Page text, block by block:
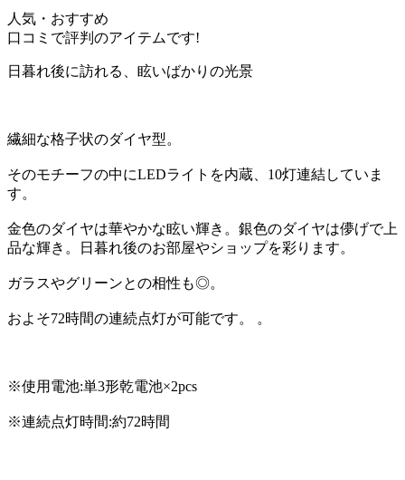
人気・おすすめ
口コミで評判のアイテムです!
日暮れ後に訪れる、眩いばかりの光景
繊細な格子状のダイヤ型。
そのモチーフの中にLEDライトを内蔵、10灯連結していま
す。
金色のダイヤは華やかな眩い輝き。銀色のダイヤは儚げで上
品な輝き。日暮れ後のお部屋やショップを彩ります。
ガラスやグリーンとの相性も◎。
およそ72時間の連続点灯が可能です。 。
※使用電池:単3形乾電池×2pcs
※連続点灯時間:約72時間